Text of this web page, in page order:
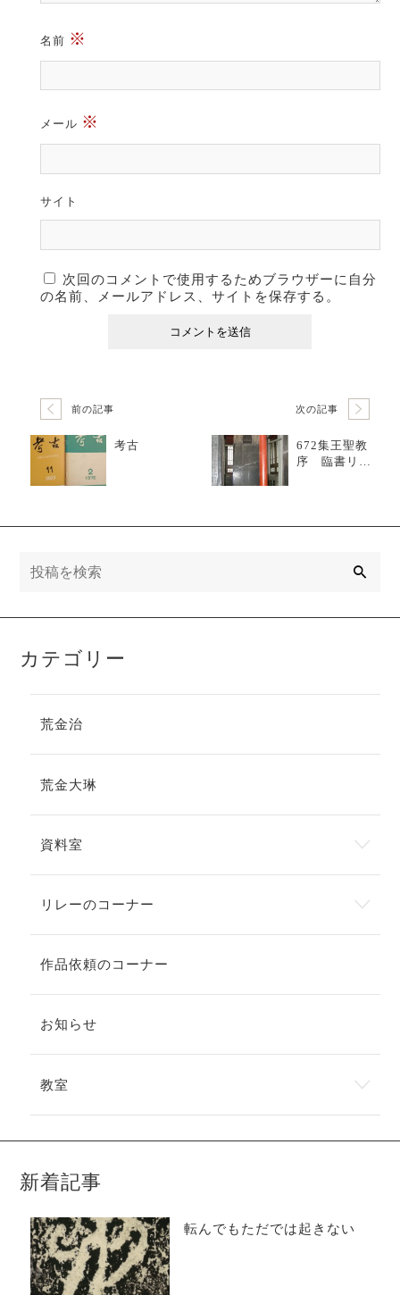
名前 ※
メール ※
サイト
次回のコメントで使用するためブラウザーに自分
の名前、メールアドレス、サイトを保存する。
前の記事
考古
次の記事
672集王聖教
序 臨書リレ
カテゴリー
荒金治
荒金大琳
資料室
リレーのコーナー
作品依頼のコーナー
お知らせ
教室
新着記事
転んでもただでは起きない